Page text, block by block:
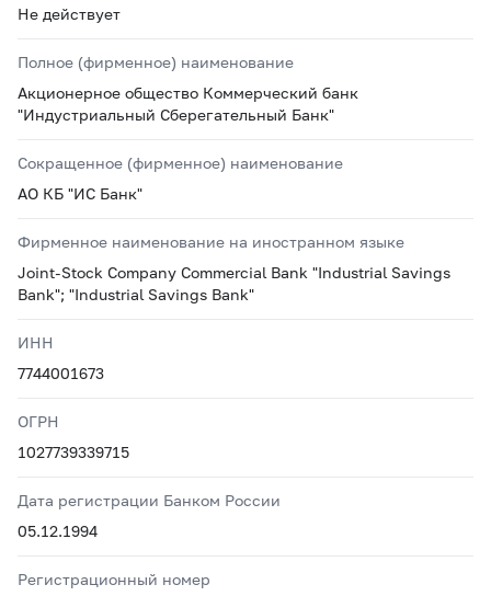
Не действует
Полное (фирменное) наименование
Акционерное общество Коммерческий банк
"Индустриальный Сберегательный Банк"
Сокращенное (фирменное) наименование
АО КБ "ИС Банк"
Фирменное наименование на иностранном языке
Joint-Stock Company Commercial Bank "Industrial Savings
Bank"; "Industrial Savings Bank"
ИНН
7744001673
ОГРН
1027739339715
Дата регистрации Банком России
05.12.1994
Регистрационный номер